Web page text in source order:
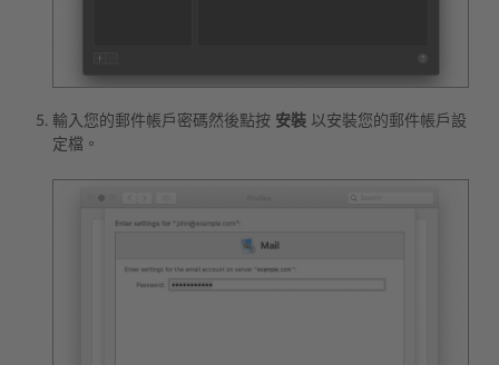
輸入您的郵件帳戶密碼然後點按 安裝 以安裝您的郵件帳戶設
定檔。